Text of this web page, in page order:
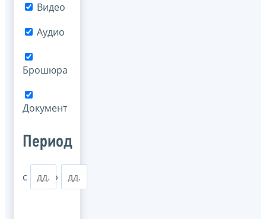
Видео
Аудио
Брошюра
Документ
Период
с по